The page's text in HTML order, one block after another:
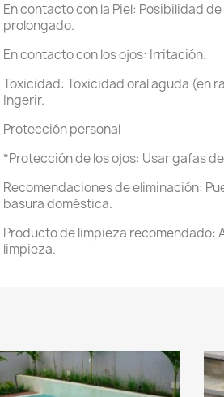
En contacto con la Piel: Posibilidad
prolongado.
En contacto con los ojos: Irritación.
Toxicidad: Toxicidad oral aguda (en
Ingerir.
Protección personal
*Protección de los ojos: Usar gafas
Recomendaciones de eliminación:
basura doméstica.
Producto de limpieza recomendado:
limpieza.